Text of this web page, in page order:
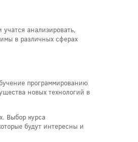
анализировать,
в различных сферах
программированию
новых технологий в
Выбор курса
будут интересны и